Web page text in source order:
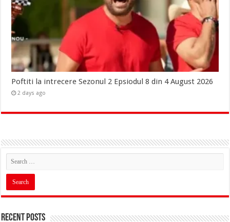
Poftiti la intrecere Sezonul 2 Epsiodul 8 din 4 August 2026
2 days ago
Recent Posts